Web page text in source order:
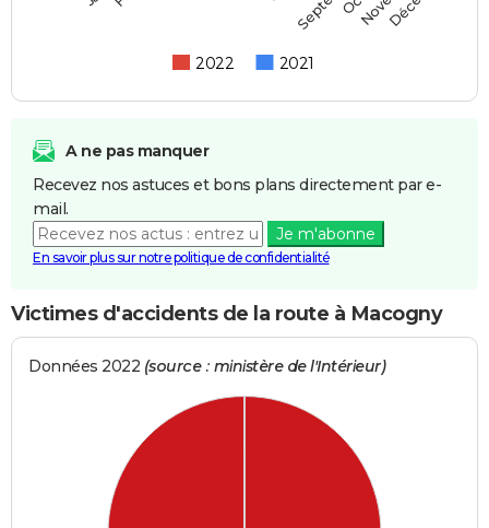
2022 2021
A ne pas manquer
Recevez nos astuces et bons plans directement par e-
mail.
Je m'abonne
En savoir plus sur notre politique de confidentialité
Victimes d'accidents de la route à Macogny
Données 2022 (source : ministère de l'Intérieur)